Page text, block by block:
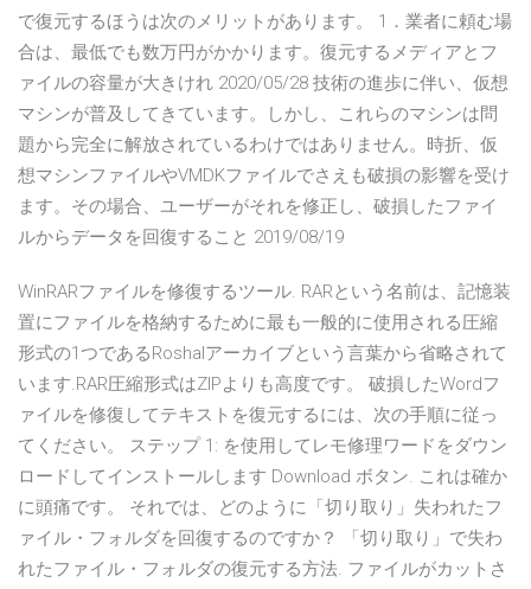
で復元するほうは次のメリットがあります。 1．業者に頼む場
合は、最低でも数万円がかかります。復元するメディアとフ
ァイルの容量が大きけれ 2020/05/28 技術の進歩に伴い、仮想
マシンが普及してきています。しかし、これらのマシンは問
題から完全に解放されているわけではありません。時折、仮
想マシンファイルやVMDKファイルでさえも破損の影響を受け
ます。その場合、ユーザーがそれを修正し、破損したファイ
ルからデータを回復すること 2019/08/19
WinRARファイルを修復するツール. RARという名前は、記憶装
置にファイルを格納するために最も一般的に使用される圧縮
形式の1つであるRoshalアーカイブという言葉から省略されて
います.RAR圧縮形式はZIPよりも高度です。 破損したWordフ
ァイルを修復してテキストを復元するには、次の手順に従っ
てください。 ステップ 1: を使用してレモ修理ワードをダウン
ロードしてインストールします Download ボタン. これは確か
に頭痛です。 それでは、どのように「切り取り」失われたフ
ァイル・フォルダを回復するのですか？ 「切り取り」で失わ
れたファイル・フォルダの復元する方法. ファイルがカットさ